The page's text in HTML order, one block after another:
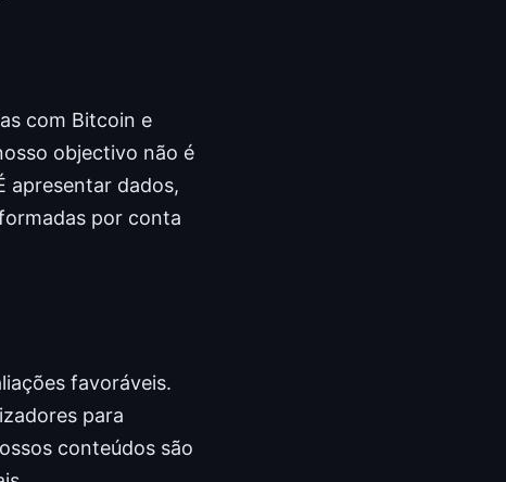
com Bitcoin e
objectivo não é
apresentar dados,
por conta
favoráveis.
para
conteúdos são